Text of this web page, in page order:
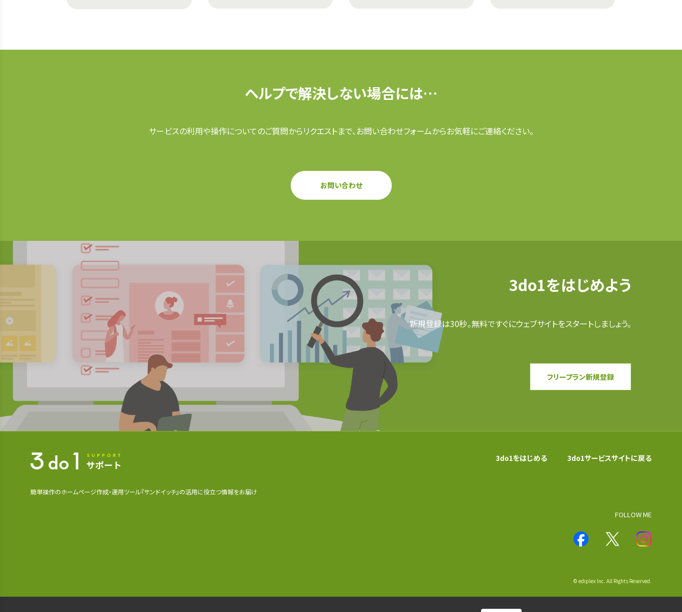
ヘルプで解決しない場合には…
サービスの利用や操作についてのご質問からリクエストまで、お問い合わせフォームからお気軽にご連絡ください。
お問い合わせ
3do1をはじめよう
新規登録は30秒。無料ですぐにウェブサイトをスタートしましょう。
フリープラン新規登録
3do1をはじめる 3do1サービスサイトに戻る
簡単操作のホームページ作成・運用ツール『サンドイッチ』の活用に役立つ情報をお届け
FOLLOW ME
© ediplex Inc. All Rights Reserved.